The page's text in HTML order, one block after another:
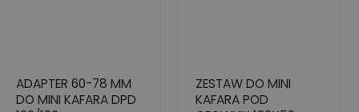
ADAPTER 60-78 MM
DO MINI KAFARA DPD
ZESTAW DO MINI
KAFARA POD